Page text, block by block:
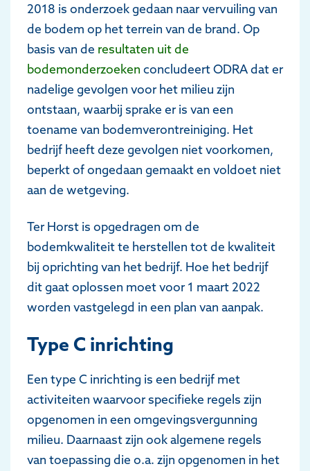
2018 is onderzoek gedaan naar vervuiling van
de bodem op het terrein van de brand. Op
basis van de resultaten uit de
bodemonderzoeken concludeert ODRA dat er
nadelige gevolgen voor het milieu zijn
ontstaan, waarbij sprake er is van een
toename van bodemverontreiniging. Het
bedrijf heeft deze gevolgen niet voorkomen,
beperkt of ongedaan gemaakt en voldoet niet
aan de wetgeving.
Ter Horst is opgedragen om de
bodemkwaliteit te herstellen tot de kwaliteit
bij oprichting van het bedrijf. Hoe het bedrijf
dit gaat oplossen moet voor 1 maart 2022
worden vastgelegd in een plan van aanpak.
Type C inrichting
Een type C inrichting is een bedrijf met
activiteiten waarvoor specifieke regels zijn
opgenomen in een omgevingsvergunning
milieu. Daarnaast zijn ook algemene regels
van toepassing die o.a. zijn opgenomen in het